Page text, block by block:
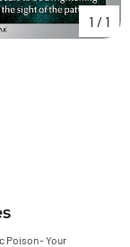
1 / 1
Poison- Your